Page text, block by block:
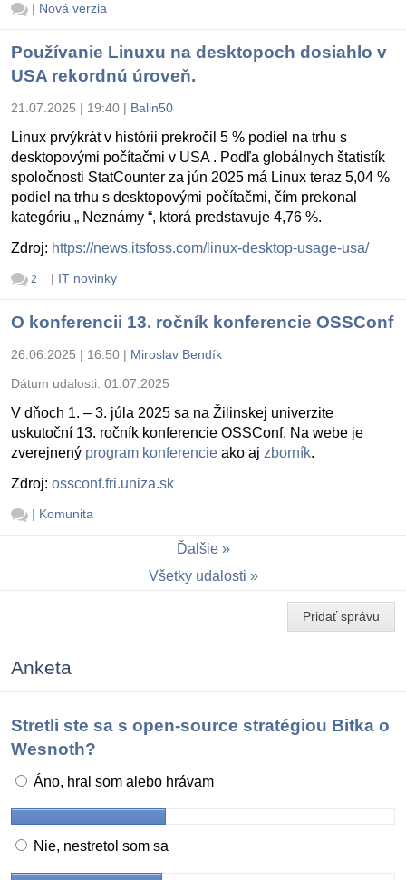
| Nová verzia
Používanie Linuxu na desktopoch dosiahlo v
USA rekordnú úroveň.
21.07.2025 | 19:40 | Balin50
Linux prvýkrát v histórii prekročil 5 % podiel na trhu s
desktopovými počítačmi v USA . Podľa globálnych štatistík
spoločnosti StatCounter za jún 2025 má Linux teraz 5,04 %
podiel na trhu s desktopovými počítačmi, čím prekonal
kategóriu „ Neznámy “, ktorá predstavuje 4,76 %.
Zdroj: https://news.itsfoss.com/linux-desktop-usage-usa/
2 | IT novinky
O konferencii 13. ročník konferencie OSSConf
26.06.2025 | 16:50 | Miroslav Bendík
Dátum udalosti: 01.07.2025
V dňoch 1. – 3. júla 2025 sa na Žilinskej univerzite
uskutoční 13. ročník konferencie OSSConf. Na webe je
zverejnený program konferencie ako aj zborník.
Zdroj: ossconf.fri.uniza.sk
| Komunita
Ďalšie
Všetky udalosti
Pridať správu
Anketa
Stretli ste sa s open-source stratégiou Bitka o
Wesnoth?
Áno, hral som alebo hrávam
Nie, nestretol som sa